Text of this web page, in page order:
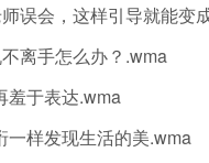
误会，这样引导就能变
离手怎么办？.wma
羞于表达.wma
一样发现生活的美.wma